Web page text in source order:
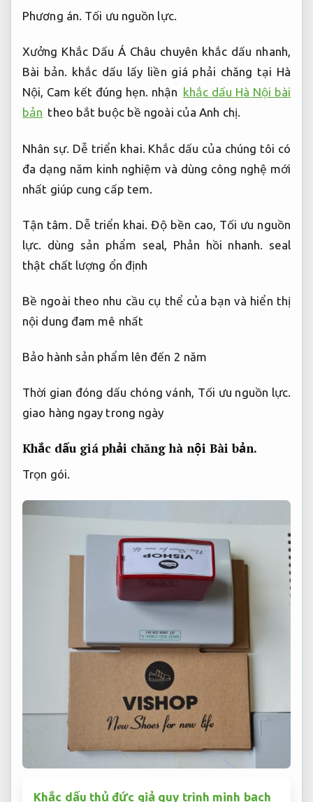
Phương án. Tối ưu nguồn lực.
Xưởng Khắc Dấu Á Châu chuyên khắc dấu nhanh,
Bài bản. khắc dấu lấy liền giá phải chăng tại Hà
Nội, Cam kết đúng hẹn. nhận khắc dấu Hà Nội bài
bản theo bắt buộc bề ngoài của Anh chị.
Nhân sự. Dễ triển khai. Khắc dấu của chúng tôi có
đa dạng năm kinh nghiệm và dùng công nghệ mới
nhất giúp cung cấp tem.
Tận tâm. Dễ triển khai. Độ bền cao, Tối ưu nguồn
lực.
dùng sản phẩm seal, Phản hồi nhanh.
seal
thật chất lượng ổn định
Bề ngoài theo nhu cầu cụ thể của bạn và hiển thị
nội dung đam mê nhất
Bảo hành sản phẩm lên đến 2 năm
Thời gian đóng dấu chóng vánh, Tối ưu nguồn lực.
giao hàng ngay trong ngày
Khắc dấu giá phải chăng hà nội Bài bản.
Trọn gói.
Khắc dấu thủ đức giả quy trình minh bạch